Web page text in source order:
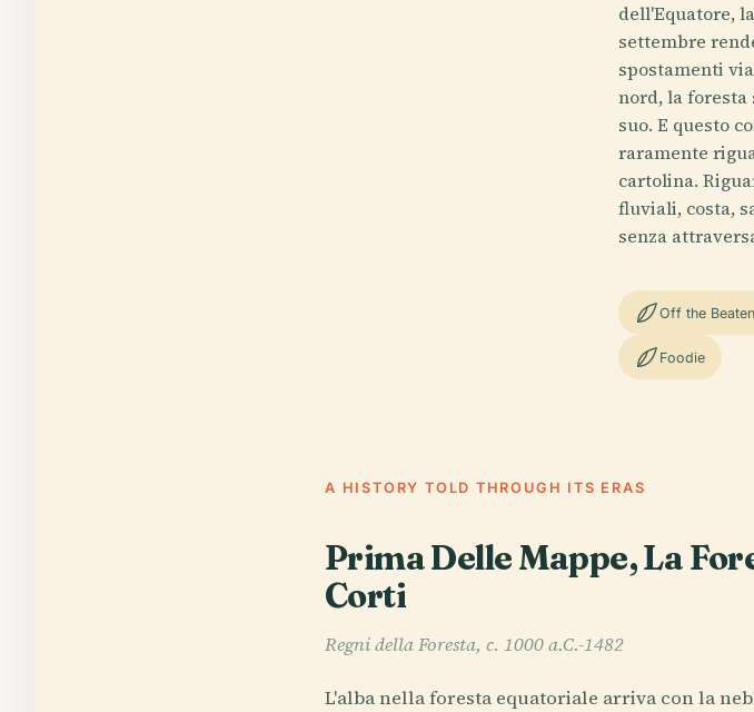
dell'Equatore,
settembre
spostamenti
nord, la foresta
suo. E questo
raramente
cartolina.
fluviali, costa,
senza
Off the
Foodie
A HISTORY TOLD THROUGH ITS ERAS
Prima Delle Mappe, La
Corti
Regni della Foresta, c. 1000 a.C.-1482
L'alba nella foresta equatoriale arriva con la